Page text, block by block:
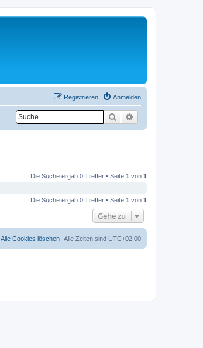
Anmelden
Registrieren
Suche
Die Suche ergab 0 Treffer • Seite 1 von 1
Die Suche ergab 0 Treffer • Seite 1 von 1
Gehe zu
Alle Zeiten sind UTC+02:00
Alle Cookies löschen